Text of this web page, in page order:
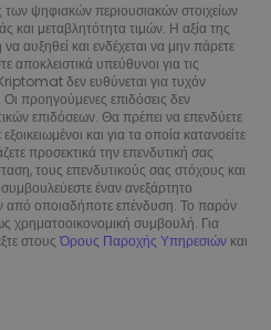
των ψηφιακών περιουσιακών στοιχείων
και μεταβλητότητα τιμών. Η αξία της
αυξηθεί και ενδέχεται να μην πάρετε
υπεύθυνοι για τις
δεν ευθύνεται για τυχόν
προηγούμενες επιδόσεις δεν
επιδόσεων. Θα πρέπει να επενδύετε
και για τα οποία κατανοείτε
προσεκτικά την επενδυτική σας
τους επενδυτικούς σας στόχους και
έναν ανεξάρτητο
από οποιαδήποτε επένδυση. Το παρόν
χρηματοοικονομική συμβουλή. Για
στουςΌρους Παροχής Υπηρεσιών και